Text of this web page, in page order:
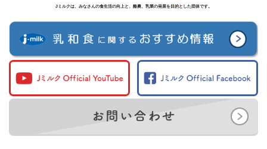
Jミルクは、みなさんの食生活の向上と、酪農、乳業の発展を目的とした団体です。